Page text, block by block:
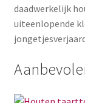
daadwerkelijk
uiteenlopende